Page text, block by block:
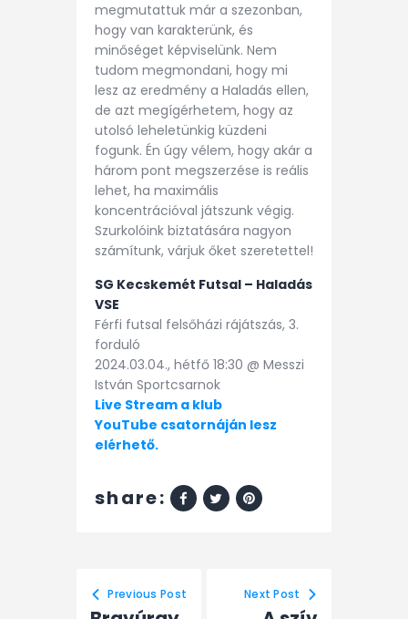
megmutattuk már a szezonban,
hogy van karakterünk, és
minőséget képviselünk. Nem
tudom megmondani, hogy mi
lesz az eredmény a Haladás ellen,
de azt megígérhetem, hogy az
utolsó leheletünkig küzdeni
fogunk. Én úgy vélem, hogy akár a
három pont megszerzése is reális
lehet, ha maximális
koncentrációval játszunk végig.
Szurkolóink biztatására nagyon
számítunk, várjuk őket szeretettel!
SG Kecskemét Futsal – Haladás
VSE
Férfi futsal felsőházi rájátszás, 3.
forduló
2024.03.04., hétfő 18:30 @ Messzi
István Sportcsarnok
Live Stream a klub
YouTube csatornáján lesz
elérhető.
share:
Previous Post Next Post